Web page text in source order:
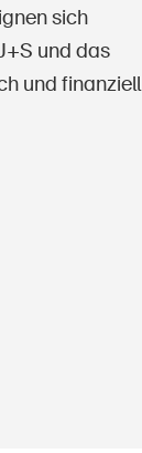
sich
und das
und finanziell